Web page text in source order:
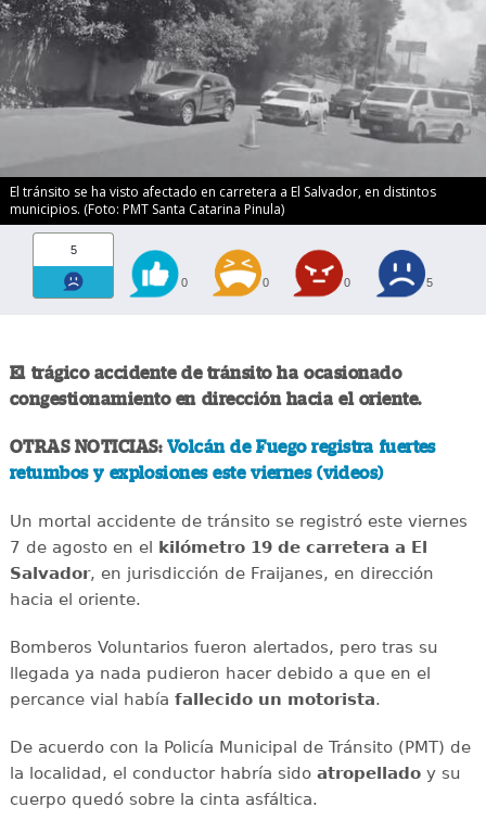
El tránsito se ha visto afectado en carretera a El Salvador, en distintos
municipios. (Foto: PMT Santa Catarina Pinula)
5
0 0 0 5
El trágico accidente de tránsito ha ocasionado
congestionamiento en dirección hacia el oriente.
OTRAS NOTICIAS: Volcán de Fuego registra fuertes
retumbos y explosiones este viernes (videos)
Un mortal accidente de tránsito se registró este viernes
7 de agosto en el kilómetro 19 de carretera a El
Salvador, en jurisdicción de Fraijanes, en dirección
hacia el oriente.
Bomberos Voluntarios fueron alertados, pero tras su
llegada ya nada pudieron hacer debido a que en el
percance vial había fallecido un motorista.
De acuerdo con la Policía Municipal de Tránsito (PMT) de
la localidad, el conductor habría sido atropelladoy su
cuerpo quedó sobre la cinta asfáltica.